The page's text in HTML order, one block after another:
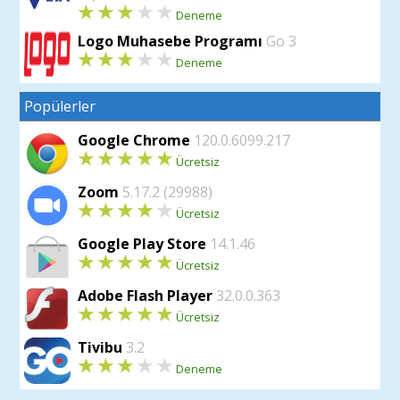
Sağ tıklama ile açılan menüde 'Tablo
Düzenle' seçeneğine 'Tablo Kenarlıkları'
ilave edilmiştir.
Deneme
Logo Muhasebe Programı Go 3
Deneme
Popülerler
Google Chrome 120.0.6099.217
Ücretsiz
Zoom 5.17.2 (29988)
Ücretsiz
Google Play Store 14.1.46
Ücretsiz
Adobe Flash Player 32.0.0.363
Ücretsiz
Tivibu 3.2
Deneme